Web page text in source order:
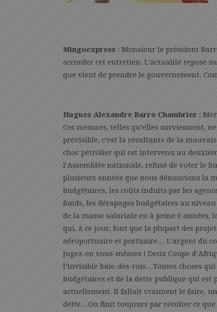
Mingoexpress : Monsieur le président
accorder cet entretien. L’actualité repose
que vient de prendre le gouvernement.
Hugues Alexandre Barro Chambrier :
Ces mesures, telles qu’elles surviennent,
prévisible, c’est la résultante de la
choc pétrolier qui est intervenu au
l’Assemblée nationale, refusé de voter le
plusieurs années que nous dénoncions la
budgétaires, les coûts induits par les
fonds, les dérapages budgétaires au
de la masse salariale en à peine 6
qui, à ce jour, font que la plupart des
aéroportuaire et portuaire… L’argent du
Jugez-en vous-mêmes ! Deux Coupe
l’invisible baie-des-rois…Toutes choses
budgétaires et de la dette publique qui est
actuellement. Il fallait vraiment le faire,
dette…On finit toujours par récolter ce que